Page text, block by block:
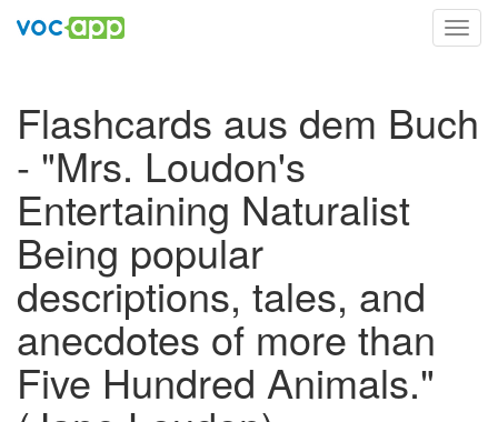
Flashcards aus dem Buch
- "Mrs. Loudon's
Entertaining Naturalist
Being popular
descriptions, tales, and
anecdotes of more than
Five Hundred Animals."